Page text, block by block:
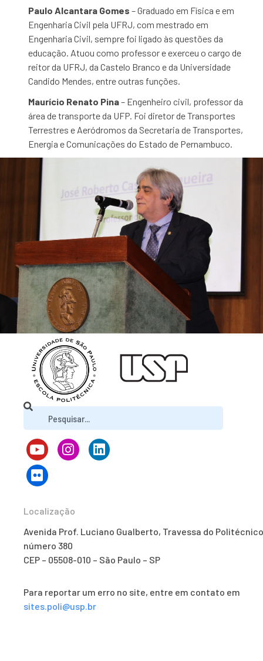
Paulo Alcantara Gomes – Graduado em Física e em
Engenharia Civil pela UFRJ, com mestrado em
Engenharia Civil, sempre foi ligado às questões da
educação. Atuou como professor e exerceu o cargo de
reitor da UFRJ, da Castelo Branco e da Universidade
Candido Mendes, entre outras funções.
Maurício Renato Pina– Engenheiro civil, professor da
área de transporte da UFP. Foi diretor de Transportes
Terrestres e Aeródromos da Secretaria de Transportes,
Energia e Comunicações do Estado de Pernambuco.
Localização
Avenida Prof. Luciano Gualberto, Travessa do
número 380
CEP – 05508-010 – São Paulo – SP
Para reportar um erro no site, entre em contato em
sites.poli@usp.br